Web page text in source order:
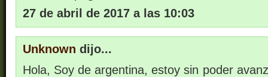
27 de abril de 2017 a las 10:03
Unknown dijo...
Hola, Soy de argentina, estoy sin poder